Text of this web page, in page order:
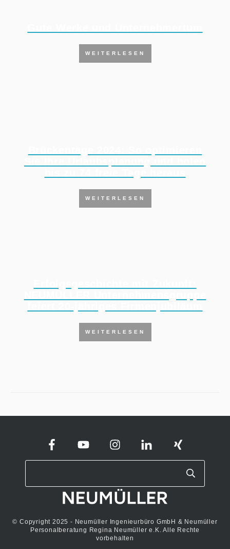
WEITERLESEN
WEITERLESEN
WEITERLESEN
© Copyright 2025 - Neumüller Ingenieurbüro GmbH & Neumüller
Personalberatung Regina Neumüller e.K. Alle Rechte
vorbehalten